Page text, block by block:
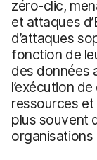
zéro-clic,
et attaques
d’attaques
fonction de
des données
l’exécution
ressources
plus souvent
organisations